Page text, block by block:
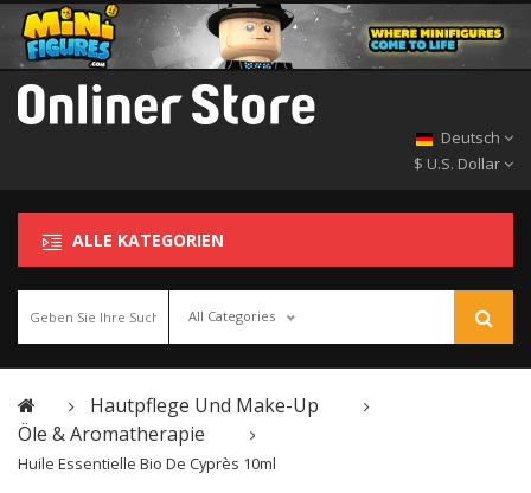
Deutsch
$ U.S. Dollar
ALLE KATEGORIEN
All Categories
Hautpflege Und Make-Up
Öle & Aromatherapie
Huile Essentielle Bio De Cyprès 10ml